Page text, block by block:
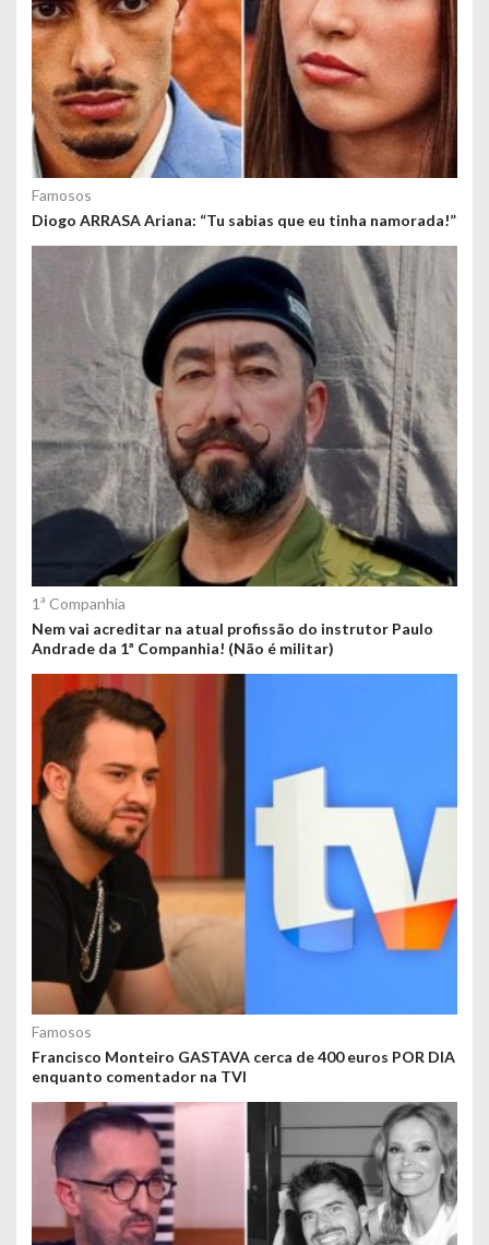
Famosos
Diogo ARRASA Ariana: “Tu sabias que eu tinha namorada!”
1ª Companhia
Nem vai acreditar na atual profissão do instrutor Paulo
Andrade da 1ª Companhia! (Não é militar)
Famosos
Francisco Monteiro GASTAVA cerca de 400 euros POR DIA
enquanto comentador na TVI